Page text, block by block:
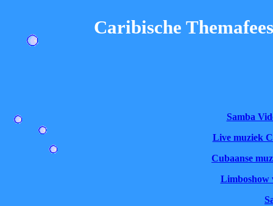
Caribische
Samba
Live muziek
Cubaanse
Limboshow